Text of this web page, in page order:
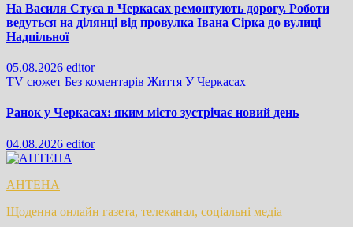
На Василя Стуса в Черкасах ремонтують дорогу. Роботи
ведуться на ділянці від провулка Івана Сірка до вулиці
Надпільної
05.08.2026 editor
TV сюжет Без коментарів Життя У Черкасах
Ранок у Черкасах: яким місто зустрічає новий день
04.08.2026 editor
АНТЕНА
Щоденна онлайн газета, телеканал, соціальні медіа